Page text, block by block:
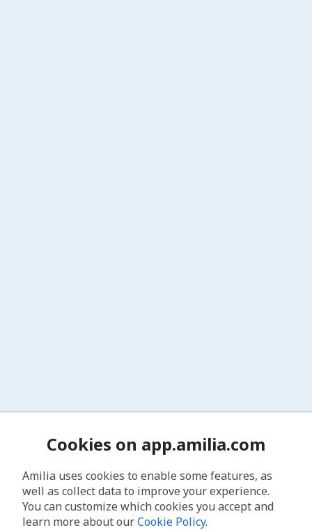
Cookies on app.amilia.com
Amilia uses cookies to enable some features, as
well as collect data to improve your experience.
You can customize which cookies you accept and
learn more about ourCookie Policy.